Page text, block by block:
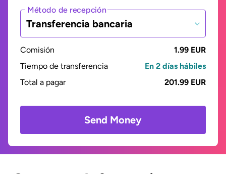
Método de recepción
Transferencia bancaria
Comisión
1.99 EUR
Tiempo de transferencia
En 2 días hábiles
Total a pagar
201.99 EUR
Send Money